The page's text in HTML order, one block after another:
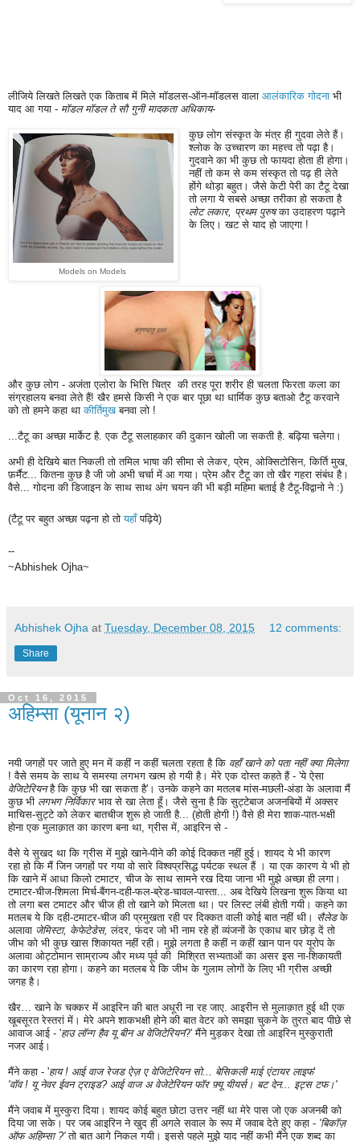
लीजिये लिखते लिखते एक किताब में मिले मॉडलस-ऑन-मॉडलस वाला आलंकारिक गोदना भी
याद आ गया - मॉडल मॉडल ते सौ गुनी मादकता अधिकाय-
Models on Models
कुछ लोग संस्कृत के मंत्र ही गुदवा लेते हैं।
श्लोक के उच्चारण का महत्त्व तो पढ़ा है।
गुदवाने का भी कुछ तो फायदा होता ही होगा।
नहीं तो कम से कम संस्कृत तो पढ़ ही लेते
होंगे थोड़ा बहुत।जैसे केटी पेरी का टैटू देखा
तो लगा ये सबसे अच्छा तरीका हो सकता है
लोट लकार, प्रथम पुरुषका उदाहरण पढ़ाने
के लिए। खट से याद हो जाएगा !
और कुछ लोग - अजंता एलोरा के भित्ति चित्र की तरह पूरा शरीर ही चलता फिरता कला का
संग्रहालय बनवा लेते हैं!खैर हमसे किसी ने एक बार पूछा था धार्मिक कुछ बताओ टैटू करवाने
को तो हमने कहा थाकीर्तिमुखबनवा लो !
...टैटू का अच्छा मार्केट है. एक टैटू सलाहकार की दुकान खोली जा सकती है. बढ़िया चलेगा।
अभी ही देखिये बात निकली तो तमिल भाषा की सीमा से लेकर, प्रेम, ओक्सिटोसिन, किर्ति मुख,
फ़र्मैट... कितना कुछ है जी जो अभी चर्चा में आ गया। प्रेम और टैटू का तो खैर गहरा संबंध है।
वैसे... गोदना की डिजाइन के साथ साथ अंग चयन की भी बड़ी महिमा बताई है टैटू-विद्वानो ने :)
(टैटू पर बहुत अच्छा पढ़ना हो तोयहाँपढ़िये)
--
~Abhishek Ojha~
Abhishek Ojha at Tuesday, December 08, 2015 12 comments:
Share
Oct 16, 2015
अहिम्सा (यूनान २)
नयी जगहों पर जाते हुए मन में कहीं न कहीं चलता रहता है कि वहाँ खाने को पता नहीं क्या मिलेगा
! वैसे समय के साथ ये समस्या लगभग खत्म हो गयी है। मेरे एक दोस्त कहते हैं - 'ये ऐसा
वेजिटेरियनहै कि कुछ भी खा सकता है'। उनके कहने का मतलब मांस-मछली-अंडा के अलावा मैं
कुछ भी लगभग निर्विकारभाव से खा लेता हूँ। जैसे सुना है कि सुट्टेबाज अजनबियों में अक्सर
माचिस-सुट्टे को लेकर बातचीज शुरू हो जाती है... (होती होगी !) वैसे ही मेरा शाक-पात-भक्षी
होना एक मुलाक़ात का कारण बना था, ग्रीस में, आइरिन से -
वैसे ये सुखद था कि ग्रीस में मुझे खाने-पीने की कोई दिक्कत नहीं हुई। शायद ये भी कारण
रहा हो कि मैं जिन जगहों पर गया वो सारे विश्वप्रसिद्ध पर्यटक स्थल हैं । या एक कारण ये भी हो
कि खाने में आधा किलो टमाटर, चीज के साथ सामने रख दिया जाना भी मुझे अच्छा ही लगा।
टमाटर-चीज-शिमला मिर्च-बैंगन-दही-फल-ब्रेड-चावल-पास्ता... अब देखिये लिखना शुरू किया था
तो लगा बस टमाटर और चीज ही तो खाने को मिलता था। पर लिस्ट लंबी होती गयी। कहने का
मतलब ये कि दही-टमाटर-चीज की प्रमुखता रही पर दिक्कत वाली कोई बात नहीं थी। सैलेडके
अलावा जेमिस्टा, केफेटेडेस, लंदर, फंदर जो भी नाम रहे हों व्यंजनों के एकाध बार छोड़ दें तो
जीभ को भी कुछ खास शिकायत नहीं रही। मुझे लगता है कहीं न कहीं खान पान पर यूरोप के
अलावा ओट्टोमान साम्राज्य और मध्य पूर्व की मिश्रित सभ्यताओं का असर इस ना-शिकायती
का कारण रहा होगा। कहने का मतलब ये कि जीभ के गुलाम लोगों के लिए भी ग्रीस अच्छी
जगह है।
खैर… खाने के चक्कर में आइरिन की बात अधूरी ना रह जाए. आइरीन से मुलाक़ात हुई थी एक
खूबसूरत रेस्तरां में। मेरे अपने शाकभक्षी होने की बात वेटर को समझा चुकने के तुरत बाद पीछे से
आवाज आई - 'हाउ लॉन्ग हैव यू बीन अ वेजिटेरियन?' मैंने मुड़कर देखा तो आइरिन मुस्कुराती
नजर आई।
मैंने कहा - 'हाय ! आई वाज रेजड ऐज़ ए वेजिटेरियन सो... बेसिकली माई एंटायर लाइफ'
'वॉव ! यू नेवर ईवन ट्राइड? आई वाज अ वेजेटेरियन फॉर फ़्यू यीयर्स। बट देन... इट्स टफ।'
मैंने जवाब में मुस्कुरा दिया। शायद कोई बहुत छोटा उत्तर नहीं था मेरे पास जो एक अजनबी को
दिया जा सके। पर जब आइरिन ने खुद ही अगले सवाल के रूप में जवाब देते हुए कहा - 'बिकॉज़
ऑफ अहिम्सा ?'तो बात आगे निकल गयी। इससे पहले मुझे याद नहीं कभी मैंने एक शब्द का